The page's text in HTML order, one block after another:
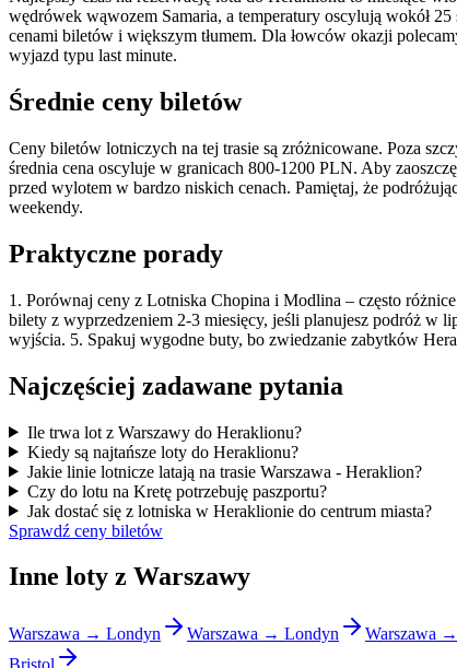
wędrówek wąwozem Samaria, a temperatury oscylują wokół
cenami biletów i większym tłumem. Dla łowców okazji
wyjazd typu last minute.
Średnie ceny biletów
Ceny biletów lotniczych na tej trasie są zróżnicowane. Poza
średnia cena oscyluje w granicach 800-1200 PLN. Aby
przed wylotem w bardzo niskich cenach. Pamiętaj, że
weekendy.
Praktyczne porady
1. Porównaj ceny z Lotniska Chopina i Modlina – często
bilety z wyprzedzeniem 2-3 miesięcy, jeśli planujesz podróż w
wyjścia. 5. Spakuj wygodne buty, bo zwiedzanie zabytków
Najczęściej zadawane pytania
Ile trwa lot z Warszawy do Heraklionu?
Kiedy są najtańsze loty do Heraklionu?
Jakie linie lotnicze latają na trasie Warszawa - Heraklion?
Czy do lotu na Kretę potrzebuję paszportu?
Jak dostać się z lotniska w Heraklionie do centrum miasta?
Sprawdź ceny biletów
Inne loty z Warszawy
Warszawa → Londyn Warszawa → Londyn Warszawa